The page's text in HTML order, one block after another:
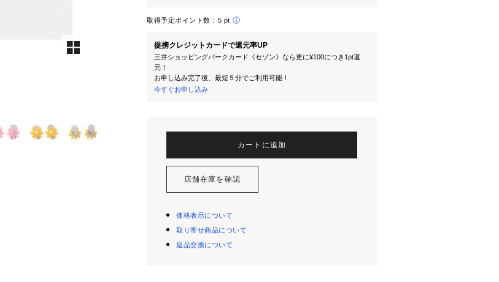
取得予定ポイント数： 5 pt
提携クレジットカードで還元率UP
三井ショッピングパークカード《セゾン》なら更に¥100につき1pt還
元！
お申し込み完了後、最短５分でご利用可能！
今すぐお申し込み
カートに追加
店舗在庫を確認
価格表示について
取り寄せ商品について
返品交換について